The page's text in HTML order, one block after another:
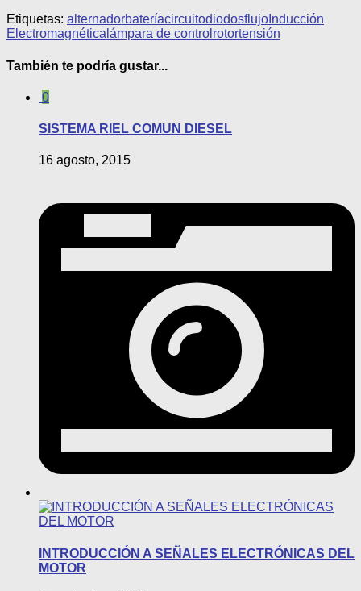
Etiquetas: alternadorbateríacircuitodiodosflujo Inducción
Electromagnética lámpara de control rotortensión
También te podría gustar...
0
SISTEMA RIEL COMUN DIESEL
16 agosto, 2015
INTRODUCCIÓN A SEÑALES ELECTRÓNICAS DEL
MOTOR